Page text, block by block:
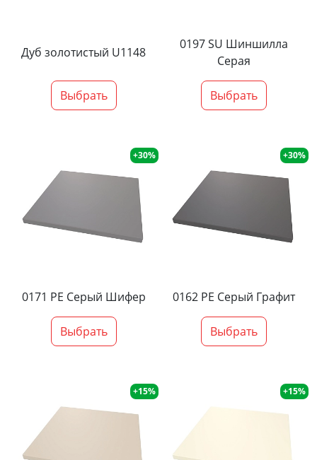
Дуб золотистый U1148
Выбрать
0197 SU Шиншилла
Серая
Выбрать
+30%
0171 PE Серый Шифер
Выбрать
+30%
0162 PE Серый Графит
Выбрать
+15% +15%